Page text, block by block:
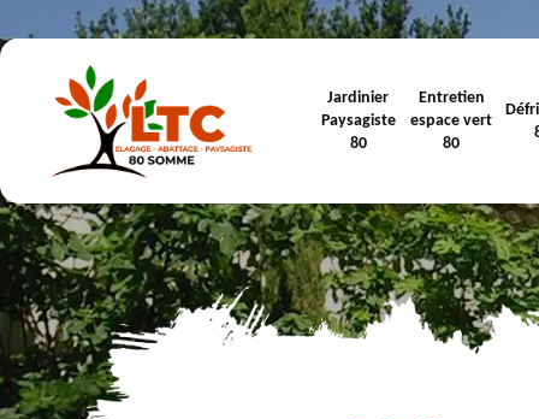
Jardinier
Paysagiste
80
Entretien
espace vert
80